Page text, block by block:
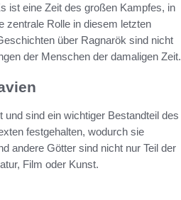
ist eine Zeit des großen Kampfes, in
zentrale Rolle in diesem letzten
über Ragnarök sind nicht
der Menschen der damaligen Zeit.
sind ein wichtiger Bestandteil des
festgehalten, wodurch sie
andere Götter sind nicht nur Teil der
Film oder Kunst.